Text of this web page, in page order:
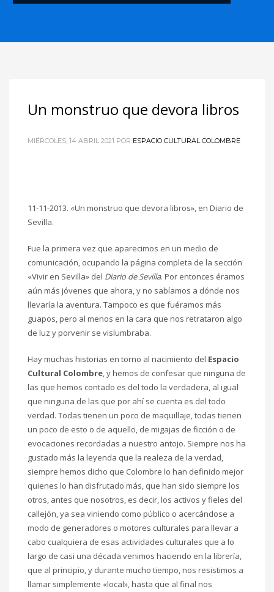
Un monstruo que devora libros
MIÉRCOLES, 14 ABRIL 2021 POR ESPACIO CULTURAL COLOMBRE
11-11-2013. «Un monstruo que devora libros», en Diario de
Sevilla.
Fue la primera vez que aparecimos en un medio de
comunicación, ocupando la página completa de la sección
«Vivir en Sevilla» del Diario de Sevilla. Por entonces éramos
aún más jóvenes que ahora, y no sabíamos a dónde nos
llevaría la aventura. Tampoco es que fuéramos más
guapos, pero al menos en la cara que nos retrataron algo
de luz y porvenir se vislumbraba.
Hay muchas historias en torno al nacimiento del Espacio
Cultural Colombre, y hemos de confesar que ninguna de
las que hemos contado es del todo la verdadera, al igual
que ninguna de las que por ahí se cuenta es del todo
verdad. Todas tienen un poco de maquillaje, todas tienen
un poco de esto o de aquello, de migajas de ficción o de
evocaciones recordadas a nuestro antojo. Siempre nos ha
gustado más la leyenda que la realeza de la verdad,
siempre hemos dicho que Colombre lo han definido mejor
quienes lo han disfrutado más, que han sido siempre los
otros, antes que nosotros, es decir, los activos y fieles del
callejón, ya sea viniendo como público o acercándose a
modo de generadores o motores culturales para llevar a
cabo cualquiera de esas actividades culturales que a lo
largo de casi una década venimos haciendo en la librería,
que al principio, y durante mucho tiempo, nos resistimos a
llamar simplemente «local», hasta que al final nos